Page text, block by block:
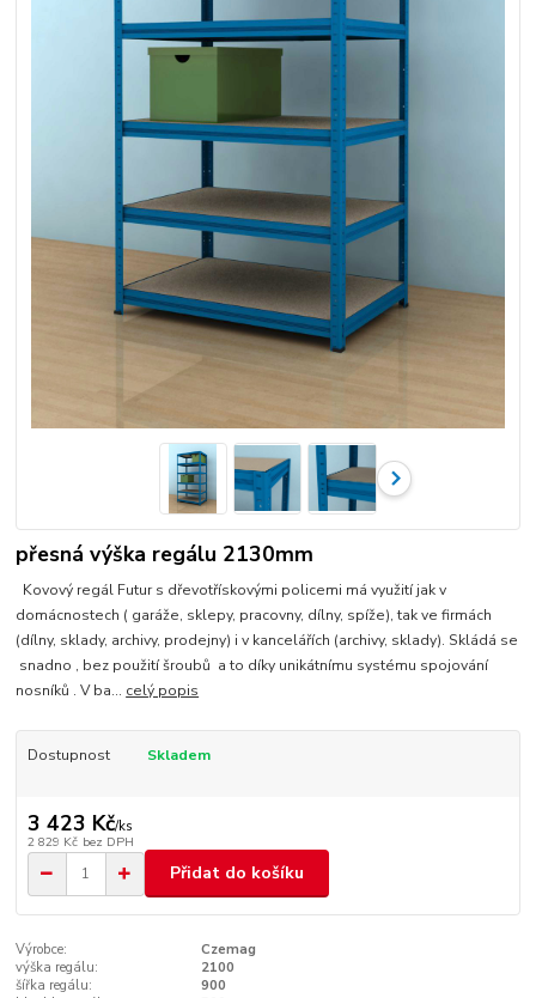
přesná výška regálu 2130mm
Kovový regál Futur s dřevotřískovými policemi má využití jak v
domácnostech ( garáže, sklepy, pracovny, dílny, spíže), tak ve firmách
(dílny, sklady, archivy, prodejny) i v kancelářích (archivy, sklady). Skládá se
snadno , bez použití šroubů a to díky unikátnímu systému spojování
nosníků . V ba... celý popis
Dostupnost Skladem
3 423 Kč/ks
2 829 Kč bez DPH
Přidat do košíku
Výrobce:
Czemag
výška regálu:
2100
šířka regálu:
900